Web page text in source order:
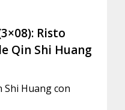
Risto
Qin Shi Huang
Shi Huang con